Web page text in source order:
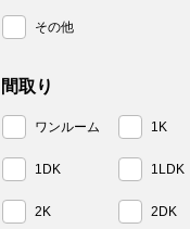
その他
間取り
ワンルーム 1K
1DK 1LDK
2K 2DK